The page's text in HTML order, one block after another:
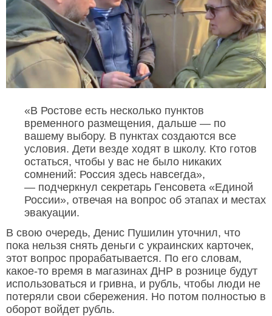
«В Ростове есть несколько пунктов
временного размещения, дальше — по
вашему выбору. В пунктах создаются все
условия. Дети везде ходят в школу. Кто готов
остаться, чтобы у вас не было никаких
сомнений: Россия здесь навсегда»,
— подчеркнул секретарь Генсовета «Единой
России», отвечая на вопрос об этапах и местах
эвакуации.
В свою очередь, Денис Пушилин уточнил, что
пока нельзя снять деньги с украинских карточек,
этот вопрос прорабатывается. По его словам,
какое-то время в магазинах ДНР в рознице будут
использоваться и гривна, и рубль, чтобы люди не
потеряли свои сбережения. Но потом полностью в
оборот войдет рубль.